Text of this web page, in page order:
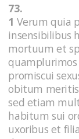
73.
1 Verum quia
insensibilibus
mortuum et
promiscui
obitum meritis
sed etiam
habitum sui
uxoribus et